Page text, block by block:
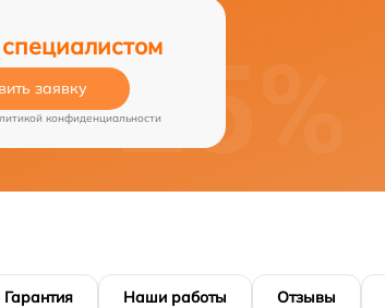
заявку
конфиденциальности
Гарантия Наши работы Отзывы